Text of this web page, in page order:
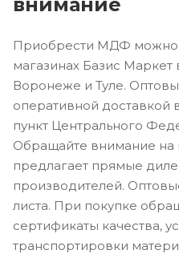
Приобрести МДФ можно
магазинах Базис
Воронеже и Туле.
оперативной доставкой
пункт Центрального
Обращайте внимание на
предлагает прямые
производителей.
листа. При покупке
сертификаты качества,
транспортировки